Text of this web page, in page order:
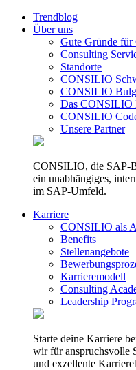
Trendblog
Über uns
Gute Gründe
Consulting
Standorte
CONSILIO
CONSILIO
Das CONSILIO
CONSILIO
Unsere Partner
CONSILIO, die SAP-
ein unabhängiges,
im SAP-Umfeld.
Karriere
CONSILIO als
Benefits
Stellenangebote
Karrieremodell
Consulting
Leadership
Starte deine Karriere
wir für anspruchsvolle
und exzellente